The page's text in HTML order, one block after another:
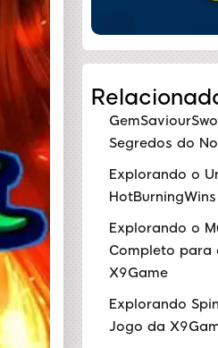
Segredos do
Explorando o
HotBurningWins
Explorando o
Completo para
X9Game
Explorando
Jogo da